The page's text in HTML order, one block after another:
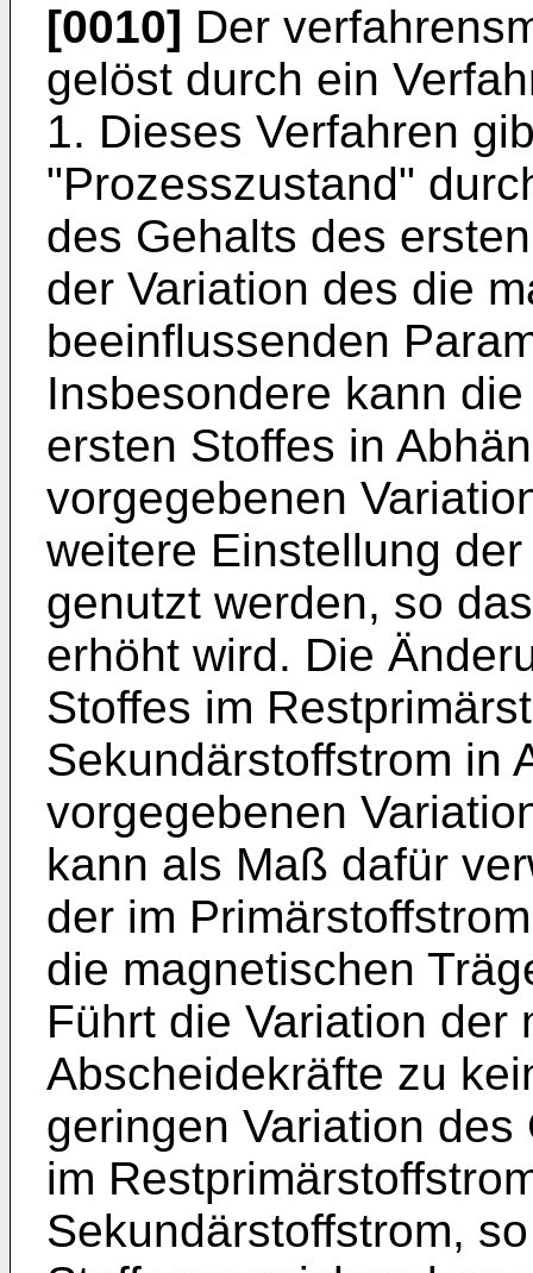
[0010] Der
gelöst durch ein
1. Dieses Verfahren
"Prozesszustand"
des Gehalts des
der Variation des die
beeinflussenden
Insbesondere kann
ersten Stoffes in
vorgegebenen
weitere Einstellung
genutzt werden, so
erhöht wird. Die
Stoffes im
Sekundärstoffstrom in
vorgegebenen
kann als Maß dafür
der im
die magnetischen
Führt die Variation der
Abscheidekräfte zu
geringen Variation
im
Sekundärstoffstrom,